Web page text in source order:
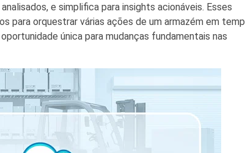
e simplifica para insights acionáveis. Esses
para orquestrar várias ações de um armazém em
única para mudanças fundamentais nas